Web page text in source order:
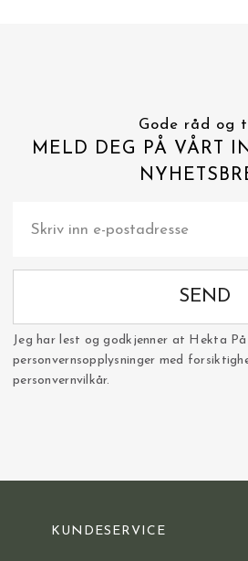
Gode råd og
MELD DEG PÅ VÅRT
SEND
Jeg har lest og godkjenner at Hekta På
personvernsopplysninger med
personvernvilkår.
KUNDESERVICE